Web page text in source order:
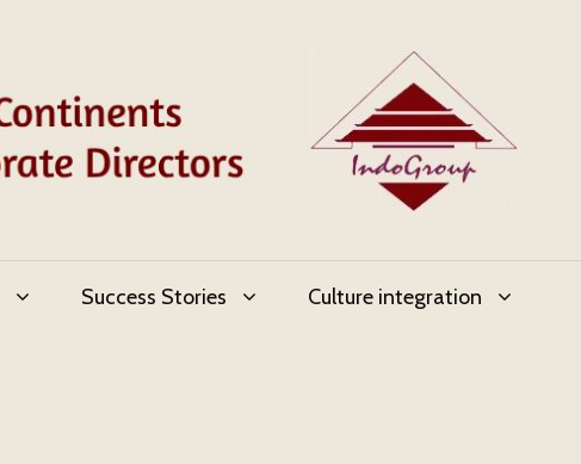
Success Stories Culture integration